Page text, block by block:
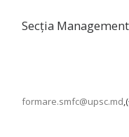
Secția
formare.smfc@upsc.md